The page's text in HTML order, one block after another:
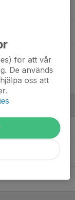
för att vår
De används
oss att